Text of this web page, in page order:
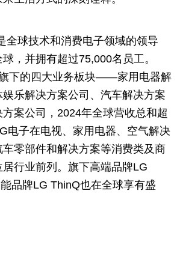
全球技术和消费电子领域的领导
，并拥有超过75,000名员工。
下的四大业务板块——家用电器解
乐解决方案公司、汽车解决方案
案公司，2024年全球营收总和超
电子在电视、家用电器、空气解决
零部件和解决方案等消费类及商
行业前列。旗下高端品牌LG
品牌LG ThinQ也在全球享有盛